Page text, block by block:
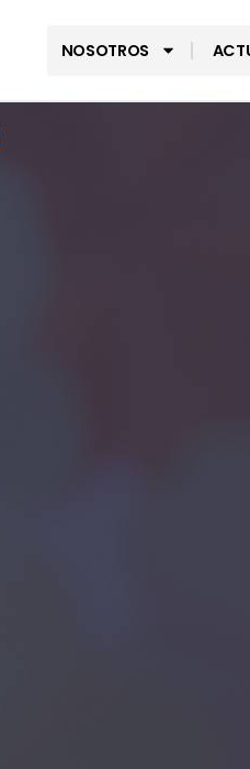
NOSOTROS